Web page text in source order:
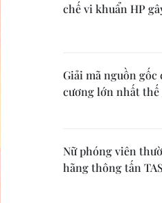
chế vi khuẩn HP
Giải mã nguồn
cương lớn nhất thế
Nữ phóng viên
hãng thông tấn